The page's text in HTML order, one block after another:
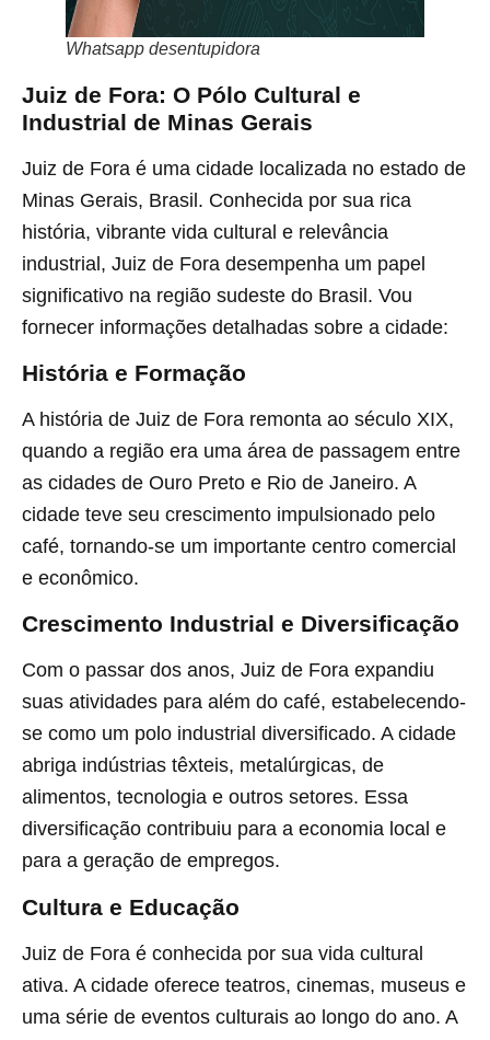
Whatsapp desentupidora
Juiz de Fora: O Pólo Cultural e
Industrial de Minas Gerais
Juiz de Fora é uma cidade localizada no estado de
Minas Gerais, Brasil. Conhecida por sua rica
história, vibrante vida cultural e relevância
industrial, Juiz de Fora desempenha um papel
significativo na região sudeste do Brasil. Vou
fornecer informações detalhadas sobre a cidade:
História e Formação
A história de Juiz de Fora remonta ao século XIX,
quando a região era uma área de passagem entre
as cidades de Ouro Preto e Rio de Janeiro. A
cidade teve seu crescimento impulsionado pelo
café, tornando-se um importante centro comercial
e econômico.
Crescimento Industrial e Diversificação
Com o passar dos anos, Juiz de Fora expandiu
suas atividades para além do café, estabelecendo-
se como um polo industrial diversificado. A cidade
abriga indústrias têxteis, metalúrgicas, de
alimentos, tecnologia e outros setores. Essa
diversificação contribuiu para a economia local e
para a geração de empregos.
Cultura e Educação
Juiz de Fora é conhecida por sua vida cultural
ativa. A cidade oferece teatros, cinemas, museus e
uma série de eventos culturais ao longo do ano. A